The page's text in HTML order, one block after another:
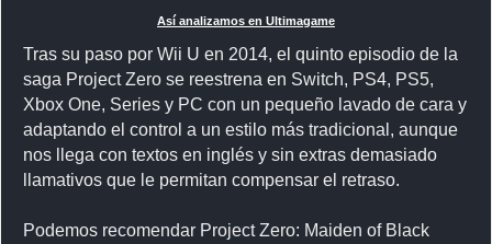
Así analizamos en Ultimagame
Tras su paso por Wii U en 2014, el quinto episodio de la
saga Project Zero se reestrena en Switch, PS4, PS5,
Xbox One, Series y PC con un pequeño lavado de cara y
adaptando el control a un estilo más tradicional, aunque
nos llega con textos en inglés y sin extras demasiado
llamativos que le permitan compensar el retraso.
Podemos recomendar Project Zero: Maiden of Black